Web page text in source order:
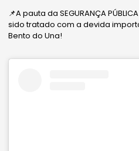
📌A pauta da SEGURANÇA
sido tratado com a devida
Bento do Una!